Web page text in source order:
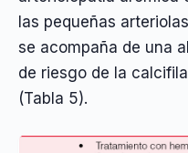
las pequeñas
se acompaña de una
de riesgo de la
(Tabla 5).